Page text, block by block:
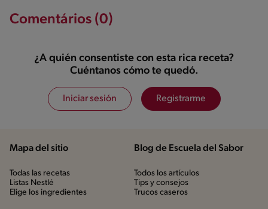
Comentários (0)
¿A quién consentiste con esta rica receta?
Cuéntanos cómo te quedó.
Iniciar sesión Registrarme
Mapa del sitio
Todas las recetas
Listas Nestlé
Elige los ingredientes
Blog de Escuela del Sabor
Todos los artículos
Tips y consejos
Trucos caseros